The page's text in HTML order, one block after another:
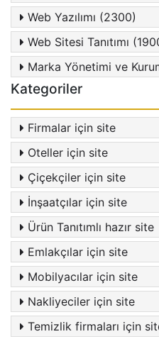
Web Yazılımı (2300)
Web Sitesi Tanıtımı
Marka Yönetimi ve
Kategoriler
Firmalar için site
Oteller için site
Çiçekçiler için site
İnşaatçılar için site
Ürün Tanıtımlı hazır site
Emlakçılar için site
Mobilyacılar için site
Nakliyeciler için site
Temizlik firmaları için